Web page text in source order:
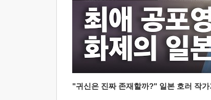
"귀신은 진짜 존재할까?" 일본 호러 작